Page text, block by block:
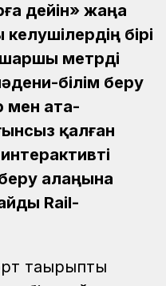
дейін» жаңа
бірі
метрді
білім беру
мен ата-
қалған
алаңына
Rail-
тақырыптық